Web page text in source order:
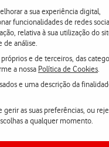
a sua experiência digital,
funcionalidades de redes
relativa à sua utilização do
de análise.
e de terceiros, das
a nossa Política de Cookies
e uma descrição da
as suas preferências, ou
a qualquer momento.
e a longo prazo para:
as agudizações da
de urgência.
real, contínuos,
segurança o aumento